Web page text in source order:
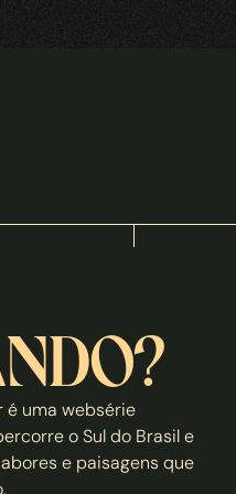
é uma websérie
o Sul do Brasil e
e paisagens que